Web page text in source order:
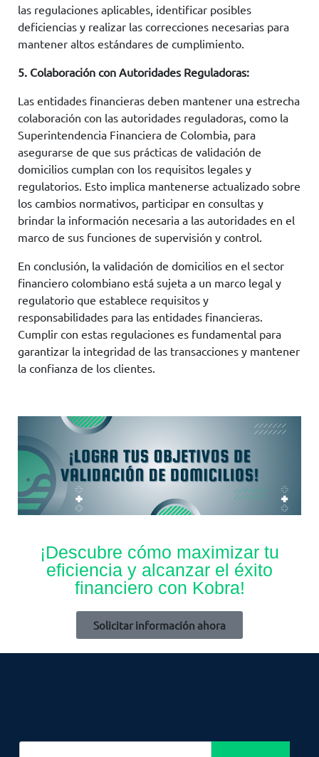
las regulaciones aplicables, identificar posibles
deficiencias y realizar las correcciones necesarias para
mantener altos estándares de cumplimiento.
5. Colaboración con Autoridades Reguladoras:
Las entidades financieras deben mantener una estrecha
colaboración con las autoridades reguladoras, como la
Superintendencia Financiera de Colombia, para
asegurarse de que sus prácticas de validación de
domicilios cumplan con los requisitos legales y
regulatorios. Esto implica mantenerse actualizado sobre
los cambios normativos, participar en consultas y
brindar la información necesaria a las autoridades en el
marco de sus funciones de supervisión y control.
En conclusión, la validación de domicilios en el sector
financiero colombiano está sujeta a un marco legal y
regulatorio que establece requisitos y
responsabilidades para las entidades financieras.
Cumplir con estas regulaciones es fundamental para
garantizar la integridad de las transacciones y mantener
la confianza de los clientes.
¡Descubre cómo maximizar tu
eficiencia y alcanzar el éxito
financiero con Kobra!
Solicitar información ahora